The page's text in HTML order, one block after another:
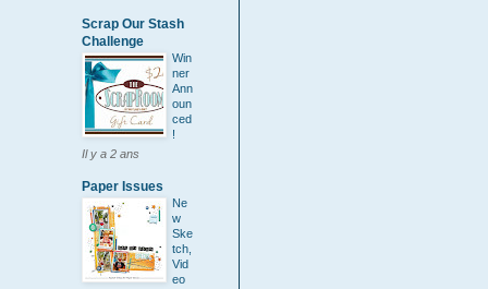
Scrap Our Stash
Challenge
Win
ner
Ann
oun
ced
!
Il y a 2 ans
Paper Issues
Ne
w
Ske
tch,
Vid
eo